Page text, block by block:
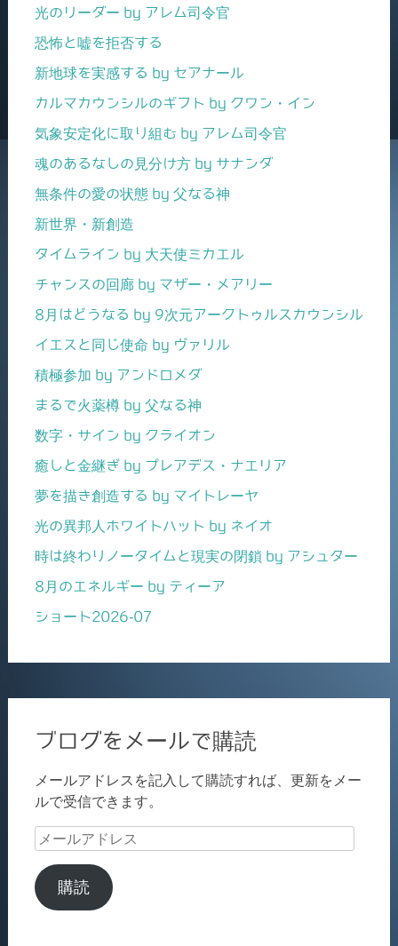
光のリーダー by アレム司令官
恐怖と嘘を拒否する
新地球を実感する by セアナール
カルマカウンシルのギフト by クワン・イン
気象安定化に取り組む by アレム司令官
魂のあるなしの見分け方 by サナンダ
無条件の愛の状態 by 父なる神
新世界・新創造
タイムライン by 大天使ミカエル
チャンスの回廊 by マザー・メアリー
8月はどうなる by 9次元アークトゥルスカウンシル
イエスと同じ使命 by ヴァリル
積極参加 by アンドロメダ
まるで火薬樽 by 父なる神
数字・サイン by クライオン
癒しと金継ぎ by プレアデス・ナエリア
夢を描き創造する by マイトレーヤ
光の異邦人ホワイトハット by ネイオ
時は終わりノータイムと現実の閉鎖 by アシュター
8月のエネルギー by ティーア
ショート2026-07
ブログをメールで購読
メールアドレスを記入して購読すれば、更新をメー
ルで受信できます。
メ
ル
ア
購読